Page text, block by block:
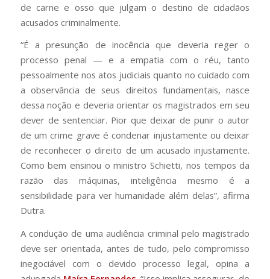
de carne e osso que julgam o destino de cidadãos
acusados criminalmente.
“É a presunção de inocência que deveria reger o
processo penal — e a empatia com o réu, tanto
pessoalmente nos atos judiciais quanto no cuidado com
a observância de seus direitos fundamentais, nasce
dessa noção e deveria orientar os magistrados em seu
dever de sentenciar. Pior que deixar de punir o autor
de um crime grave é condenar injustamente ou deixar
de reconhecer o direito de um acusado injustamente.
Como bem ensinou o ministro Schietti, nos tempos da
razão das máquinas, inteligência mesmo é a
sensibilidade para ver humanidade além delas”, afirma
Dutra.
A condução de uma audiência criminal pelo magistrado
deve ser orientada, antes de tudo, pelo compromisso
inegociável com o devido processo legal, opina a